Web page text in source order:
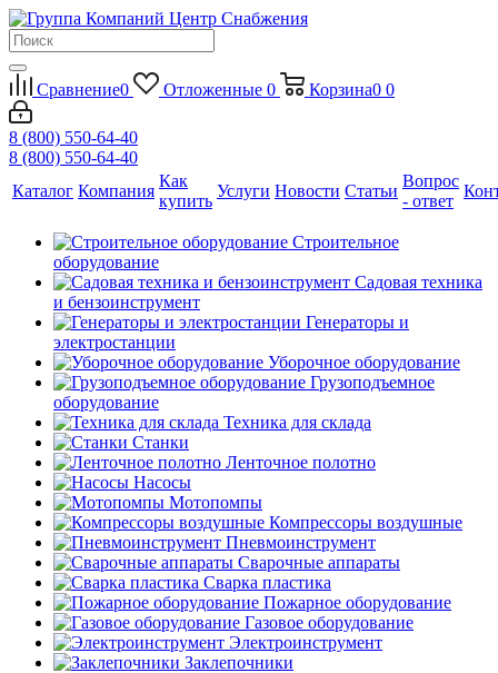
Сравнение0 Отложенные 0 Корзина0 0
8 (800) 550-64-40
8 (800) 550-64-40
Каталог Компания
Как
купить
Услуги Новости Статьи
Вопрос
- ответ
Строительное
оборудование
Садовая техника
и бензоинструмент
Генераторы и
электростанции
Уборочное оборудование
Грузоподъемное
оборудование
Техника для склада
Станки
Ленточное полотно
Насосы
Мотопомпы
Компрессоры воздушные
Пневмоинструмент
Сварочные аппараты
Сварка пластика
Пожарное оборудование
Газовое оборудование
Электроинструмент
Заклепочники